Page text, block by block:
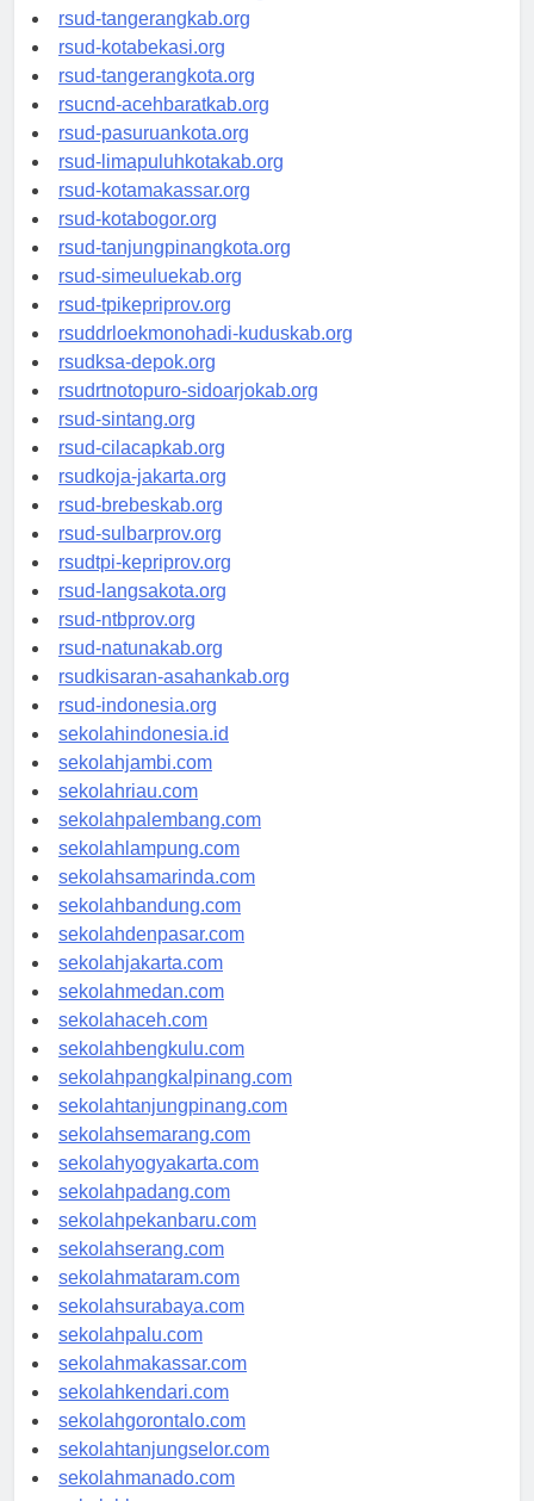
universitasindonesia.org
rsud-tangerangkab.org
rsud-kotabekasi.org
rsud-tangerangkota.org
rsucnd-acehbaratkab.org
rsud-pasuruankota.org
rsud-limapuluhkotakab.org
rsud-kotamakassar.org
rsud-kotabogor.org
rsud-tanjungpinangkota.org
rsud-simeuluekab.org
rsud-tpikepriprov.org
rsuddrloekmonohadi-kuduskab.org
rsudksa-depok.org
rsudrtnotopuro-sidoarjokab.org
rsud-sintang.org
rsud-cilacapkab.org
rsudkoja-jakarta.org
rsud-brebeskab.org
rsud-sulbarprov.org
rsudtpi-kepriprov.org
rsud-langsakota.org
rsud-ntbprov.org
rsud-natunakab.org
rsudkisaran-asahankab.org
rsud-indonesia.org
sekolahindonesia.id
sekolahjambi.com
sekolahriau.com
sekolahpalembang.com
sekolahlampung.com
sekolahsamarinda.com
sekolahbandung.com
sekolahdenpasar.com
sekolahjakarta.com
sekolahmedan.com
sekolahaceh.com
sekolahbengkulu.com
sekolahpangkalpinang.com
sekolahtanjungpinang.com
sekolahsemarang.com
sekolahyogyakarta.com
sekolahpadang.com
sekolahpekanbaru.com
sekolahserang.com
sekolahmataram.com
sekolahsurabaya.com
sekolahpalu.com
sekolahmakassar.com
sekolahkendari.com
sekolahgorontalo.com
sekolahtanjungselor.com